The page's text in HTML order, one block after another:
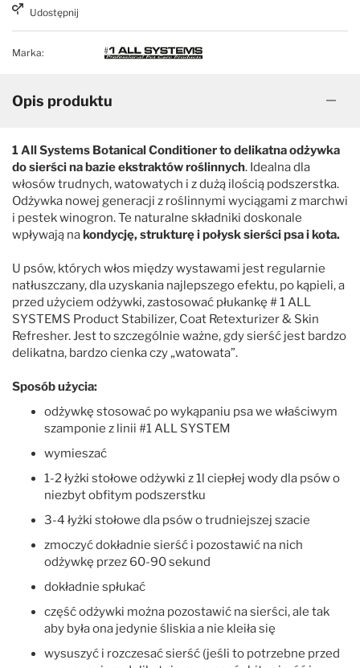
Udostępnij
Marka:
Opis produktu
1 All Systems Botanical Conditioner to delikatna odżywka
do sierści na bazie ekstraktów roślinnych. Idealna dla
włosów trudnych, watowatych i z dużą ilością podszerstka.
Odżywka nowej generacji z roślinnymi wyciągami z marchwi
i pestek winogron. Te naturalne składniki doskonale
wpływają nakondycję, strukturę i połysk sierści psa i kota.
U psów, których włos między wystawami jest regularnie
natłuszczany, dla uzyskania najlepszego efektu, po kąpieli, a
przed użyciem odżywki, zastosować płukankę # 1 ALL
SYSTEMS Product Stabilizer, Coat Retexturizer & Skin
Refresher. Jest to szczególnie ważne, gdy sierść jest bardzo
delikatna, bardzo cienka czy „watowata”.
Sposób użycia:
odżywkę stosować po wykąpaniu psa we właściwym
szamponie z linii #1 ALL SYSTEM
wymieszać
1-2 łyżki stołowe odżywki z 1l ciepłej wody dla psów o
niezbyt obfitym podszerstku
3-4 łyżki stołowe dla psów o trudniejszej szacie
zmoczyć dokładnie sierść i pozostawić na nich
odżywkę przez 60-90 sekund
dokładnie spłukać
część odżywki można pozostawić na sierści, ale tak
aby była ona jedynie śliskia a nie kleiła się
wysuszyć i rozczesać sierść (jeśli to potrzebne przed